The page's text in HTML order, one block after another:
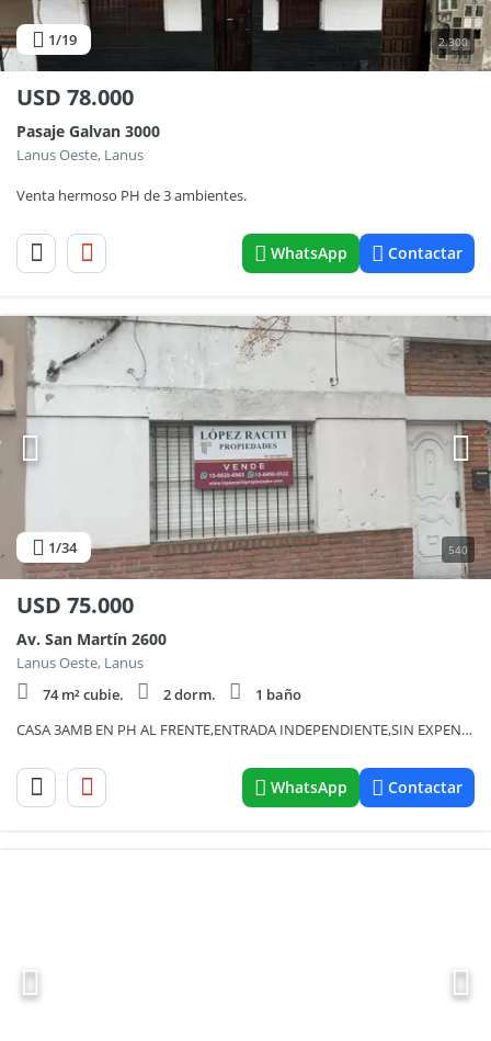
1/19 2.300
USD 78.000
Pasaje Galvan 3000
Lanus Oeste, Lanus
Venta hermoso PH de 3 ambientes.
WhatsApp Contactar
1/34 540
USD 75.000
Av. San Martín 2600
Lanus Oeste, Lanus
74 m² cubie.
2 dorm.
1 baño
CASA 3AMB EN PH AL FRENTE,ENTRADA INDEPENDIENTE,SIN EXPENSAS
WhatsApp Contactar